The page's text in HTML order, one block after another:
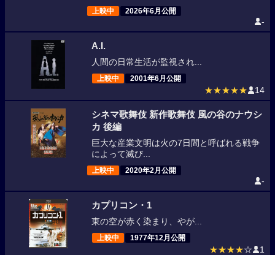
上映中 2026年6月公開
-
A.I.
人間の日常生活が監視され...
上映中 2001年6月公開
★★★★★ 14
シネマ歌舞伎 新作歌舞伎 風の谷のナウシ
カ 後編
巨大な産業文明は火の7日間と呼ばれる戦争
によって滅び...
上映中 2020年2月公開
-
カプリコン・1
東の空が赤く染まり、やが...
上映中 1977年12月公開
★★★★☆ 1